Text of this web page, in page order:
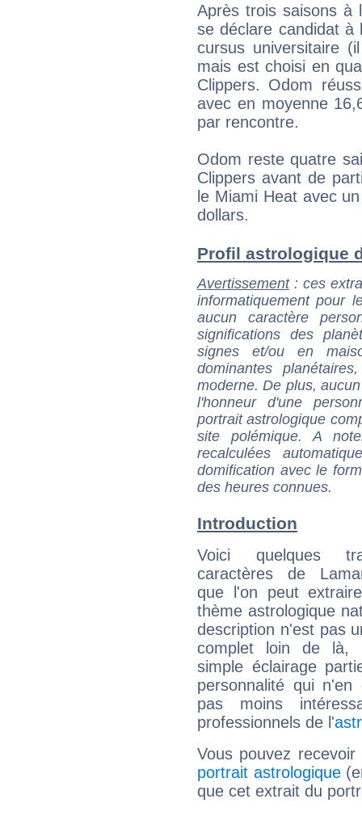
Après trois saisons à
se déclare candidat
cursus universitaire
mais est choisi en
Clippers. Odom
avec en moyenne
par rencontre.
Odom reste quatre
Clippers avant de
le Miami Heat avec
dollars.
Profil astrologique
Avertissement: ces
informatiquement pour
aucun caractère
significations des
signes et/ou en
dominantes
moderne. De plus,
l'honneur d'une
portrait astrologique
site polémique. A
recalculées
domification avec le
des heures connues.
Introduction
Voici quelques
caractères de
que l'on peut
thème astrologique
description n'est pas
complet loin de là,
simple éclairage
personnalité qui n'en
pas moins
professionnels de l'
Vous pouvez
portrait astrologique
que cet extrait du